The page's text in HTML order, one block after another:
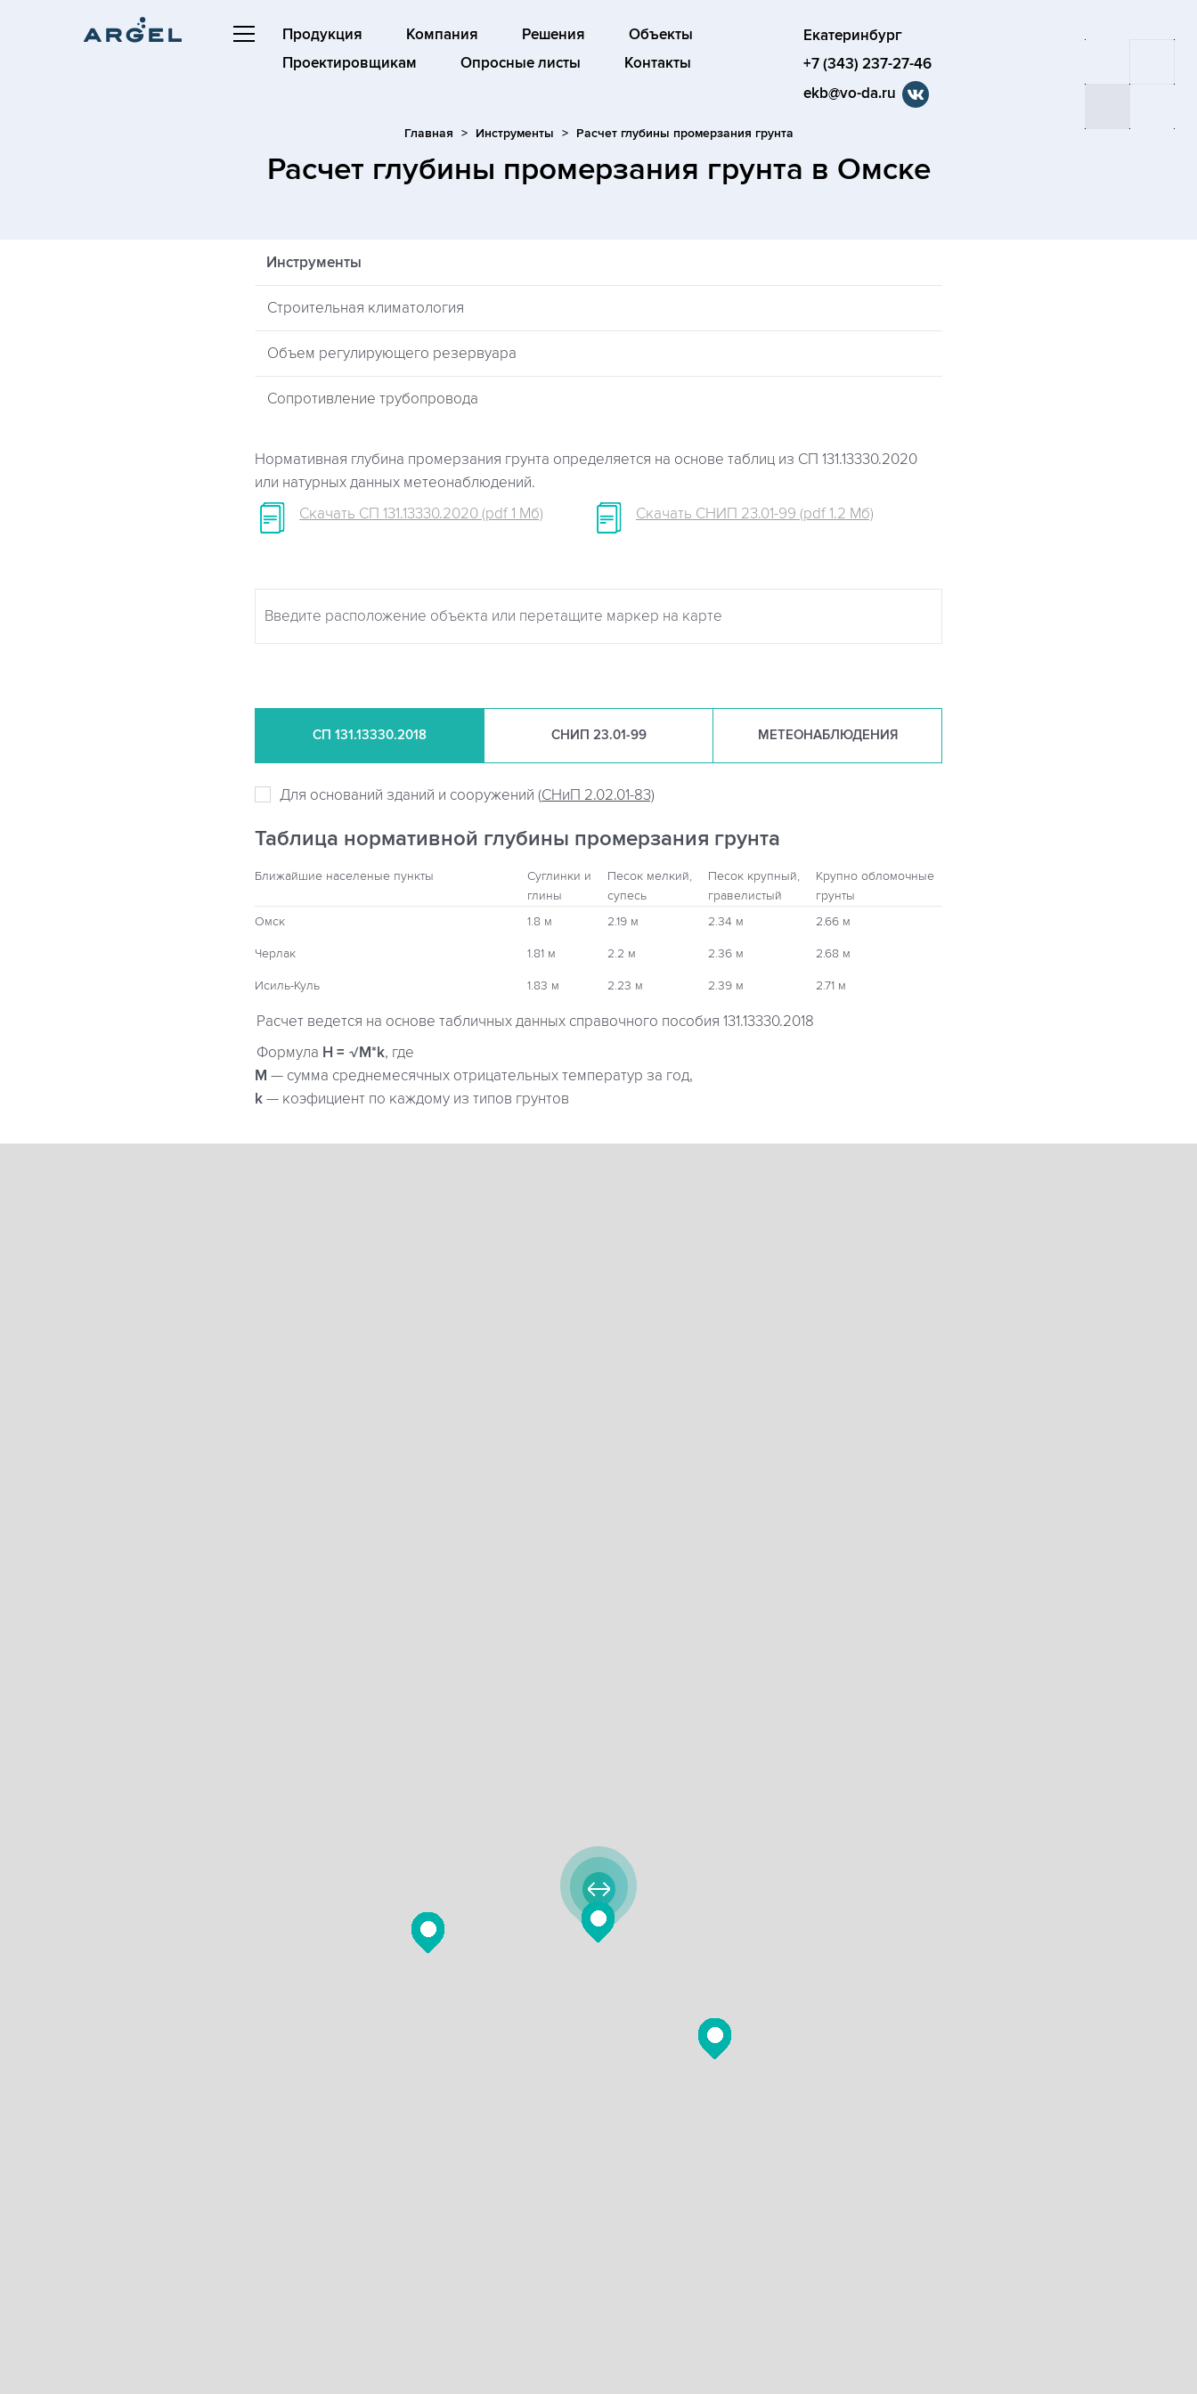
Продукция Компания Решения
Объекты
Проектировщикам
Опросные листы Контакты
Екатеринбург
+7 (343) 237-27-46
ekb@vo-da.ru
Главная Инструменты Расчет глубины промерзания грунта
Расчет глубины промерзания грунта в Омске
Инструменты
Строительная климатология
Объем регулирующего резервуара
Сопротивление трубопровода
Нормативная глубина промерзания грунта определяется на основе таблиц из СП 131.13330.2020
или натурных данных метеонаблюдений.
Скачать СП 131.13330.2020 (pdf 1 Мб)
Скачать СНИП 23.01-99 (pdf 1.2 Мб)
СП 131.13330.2018 СНИП 23.01-99 МЕТЕОНАБЛЮДЕНИЯ
Для оснований зданий и сооружений (СНиП 2.02.01-83)
Таблица нормативной глубины промерзания грунта
Ближайшие населеные пункты
Суглинки и
глины
Песок мелкий,
супесь
Песок крупный,
гравелистый
Крупно обломочные
грунты
Омск
1.8 м 2.19 м 2.34 м 2.66 м
Черлак 1.81 м 2.2 м 2.36 м 2.68 м
Исиль-Куль 1.83 м 2.23 м 2.39 м 2.71 м
Расчет ведется на основе табличных данных справочного пособия 131.13330.2018
Формула H = √M*k, где
М — сумма среднемесячных отрицательных температур за год,
k — коэфициент по каждому из типов грунтов